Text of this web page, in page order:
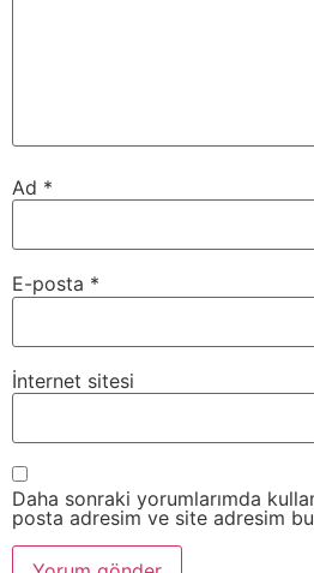
Ad *
E-posta *
İnternet sitesi
Daha sonraki yorumlarımda
posta adresim ve site adresim